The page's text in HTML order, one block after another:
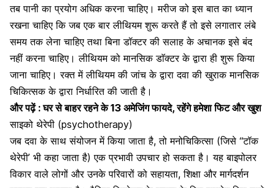
तब पानी का प्रयोग अधिक करना चाहिए। मरीज को इस बात का ध्यान
रखना चाहिए कि जब एक बार लीथियम शुरू करते हैं तो इसे लगातार लंबे
समय तक लेना चाहिए तथा बिना डॉक्टर की सलाह के अचानक इसे बंद
नहीं करना चाहिए। लीथियम को मानसिक डाॅक्टर के द्वारा ही शुरू किया
जाना चाहिए। रक्त में लीथियम की जांच के द्वारा दवा की खुराक मानसिक
चिकित्सक के द्वारा निर्धारित की जाती है।
और पढ़ें :घर से बाहर रहने के 13 अमेजिंग फायदे, रहेंगे हमेशा फिट और खुश
साइको थेरेपी (psychotherapy)
जब दवा के साथ संयोजन में किया जाता है, तो मनोचिकित्सा (जिसे “टॉक
थेरेपी’ भी कहा जाता है) एक प्रभावी उपचार हो सकता है। यह बाइपोलर
विकार वाले लोगों और उनके परिवारों को सहायता, शिक्षा और मार्गदर्शन